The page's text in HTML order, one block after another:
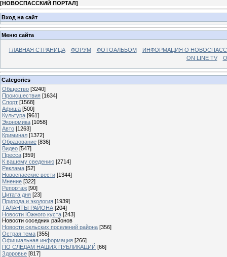
[НОВОСПАССКИЙ ПОРТАЛ]
Вход на сайт
Меню сайта
ГЛАВНАЯ СТРАНИЦА ФОРУМ ФОТОАЛЬБОМ
ИНФОРМАЦИЯ О
ON LINE TV
Categories
Общество [3240]
Происшествия [1634]
Спорт [1568]
Афиша [500]
Культура [961]
Экономика [1058]
Авто [1263]
Криминал [1372]
Образование [836]
Видео [547]
Пресса [359]
К вашему сведению [2714]
Реклама [52]
Новоспасские вести [1344]
Мнение [322]
Репортаж [90]
Цитата дня [23]
Природа и экология [1939]
ТАЛАНТЫ РАЙОНА [204]
Новости Южного куста [243]
Новости соседних районов
Новости сельских поселений района [356]
Острая тема [355]
Официальная информация [266]
ПО СЛЕДАМ НАШИХ ПУБЛИКАЦИЙ [66]
Здоровье [817]